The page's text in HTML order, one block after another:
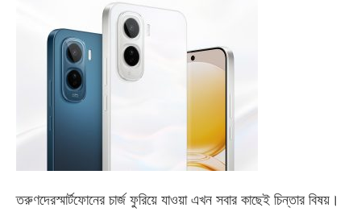
তরুণদেরস্মার্টফোনের চার্জ ফুরিয়ে যাওয়া এখন সবার কাছেই চিন্তার বিষয়।